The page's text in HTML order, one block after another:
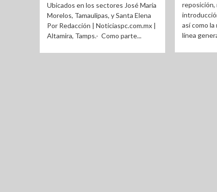
Ubicados en los sectores José María
Morelos, Tamaulipas, y Santa Elena
Por Redacción | Noticiaspc.com.mx |
Altamira, Tamps.- Como parte...
reposición,
así como
línea